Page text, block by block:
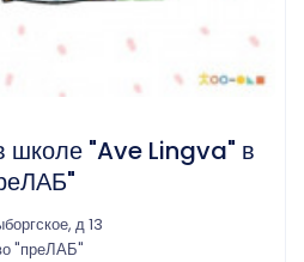
школе "Ave Lingva" в
д 13
"преЛАБ"